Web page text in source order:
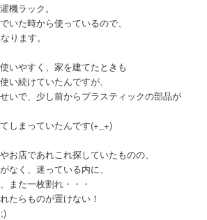
機ラック。
いた時から使っているので、
ります。
いやすく、家を建てたときも
い続けていたんですが、
いで、少し前からプラスティックの部品が
しまっていたんです(+_+)
お店であれこれ探していたものの、
なく、迷っている内に、
また一枚割れ・・・
たらものが置けない！